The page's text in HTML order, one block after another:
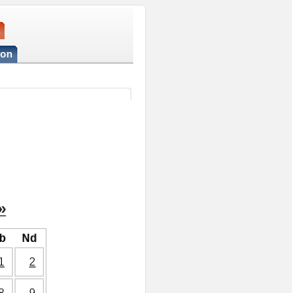
Nd
1
2